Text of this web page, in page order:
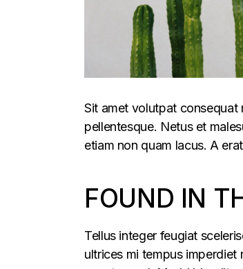
Sit amet volutpat consequat
pellentesque. Netus et
etiam non quam lacus. A
FOUND IN
Tellus integer feugiat
ultrices mi tempus imperdiet